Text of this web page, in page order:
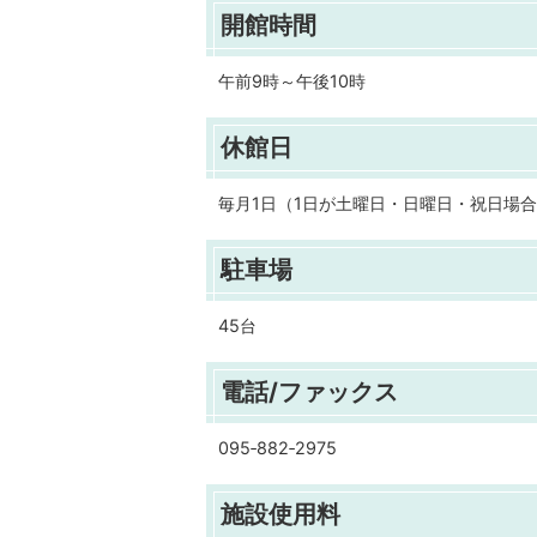
開館時間
午前9時～午後10時
休館日
毎月1日（1日が土曜日・日曜日・祝日場
駐車場
45台
電話/ファックス
095‐882‐2975
施設使用料